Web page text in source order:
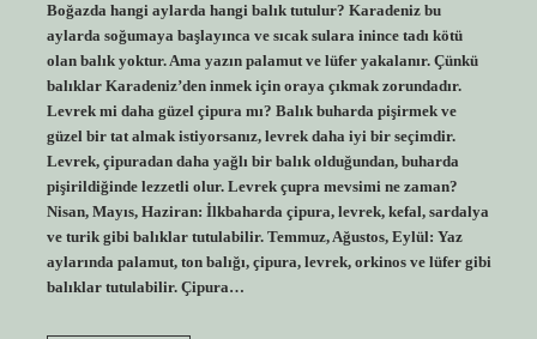
Boğazda hangi aylarda hangi balık tutulur? Karadeniz bu
aylarda soğumaya başlayınca ve sıcak sulara inince tadı kötü
olan balık yoktur. Ama yazın palamut ve lüfer yakalanır. Çünkü
balıklar Karadeniz’den inmek için oraya çıkmak zorundadır.
Levrek mi daha güzel çipura mı? Balık buharda pişirmek ve
güzel bir tat almak istiyorsanız, levrek daha iyi bir seçimdir.
Levrek, çipuradan daha yağlı bir balık olduğundan, buharda
pişirildiğinde lezzetli olur. Levrek çupra mevsimi ne zaman?
Nisan, Mayıs, Haziran: İlkbaharda çipura, levrek, kefal, sardalya
ve turik gibi balıklar tutulabilir. Temmuz, Ağustos, Eylül: Yaz
aylarında palamut, ton balığı, çipura, levrek, orkinos ve lüfer gibi
balıklar tutulabilir. Çipura…